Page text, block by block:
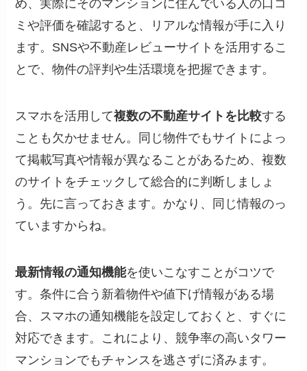
め、実際にそのマンションに住んでいる人の口コ
ミや評価を確認すると、リアルな情報が手に入り
ます。SNSや不動産レビューサイトを活用するこ
とで、物件の評判や生活環境を把握できます。
スマホを活用して複数の不動産サイトを比較する
ことも欠かせません。同じ物件でもサイトによっ
て掲載写真や情報が異なることがあるため、複数
のサイトをチェックして総合的に判断しましょ
う。先に言っておきます。かなり、同じ情報のっ
ていますからね。
最新情報の通知機能を使いこなすことがコツで
す。条件に合う新着物件や値下げ情報がある場
合、スマホの通知機能を設定しておくと、すぐに
対応できます。これにより、競争率の高いタワー
マンションでもチャンスを逃さずに済みます。